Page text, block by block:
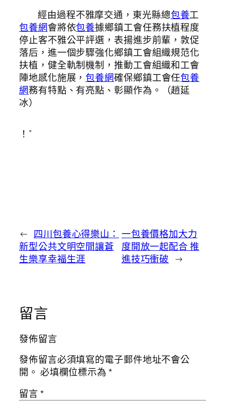
經由過程不雅摩交通，東光縣總包養工
包養網會將依包養據鄉鎮工會任務扶植程度
停止客不雅公平評選，表揚進步前輩，敦促
落后，進一個步驟強化鄉鎮工會組織規范化
扶植，健全軌制機制，推動工會組織和工會
陣地感化施展，包養網確保鄉鎮工會任包養
網務有特點、有亮點、彰顯作為。（趙延
冰）
！”
← 四川包養心得樂山：
新型公共文明空間讓蒼
生樂享幸福生涯
一包養價格加大力
度開放一起配合 推
進技巧衝破 →
留言
發佈留言
發佈留言必須填寫的電子郵件地址不會公
開。 必填欄位標示為*
留言*